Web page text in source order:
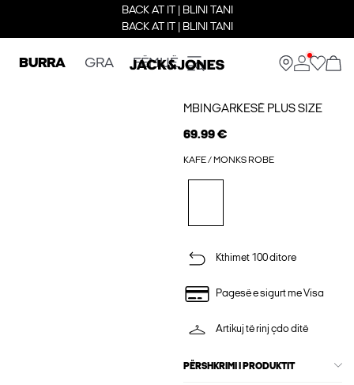
BACK AT IT | BLINI TANI
BACK AT IT | BLINI TANI
BURRA GRA FËMIJË
MBINGARKESË PLUS SIZE
69.99 €
KAFE / MONKS ROBE
Kthimet 100 ditore
Pagesë e sigurt me Visa
Artikuj të rinj çdo ditë
PËRSHKRIMI I PRODUKTIT